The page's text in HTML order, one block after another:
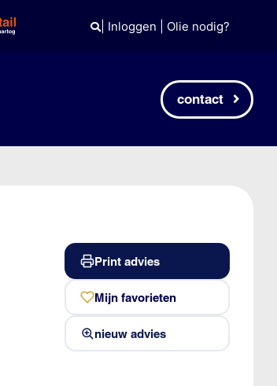
| Inloggen Olie nodig?
contact
Print advies
Mijn favorieten
nieuw advies